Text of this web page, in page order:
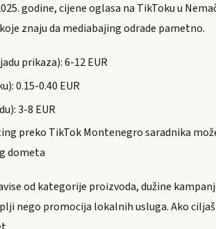
godine, cijene oglasa na TikToku u
znaju da mediabajing odrade pametno.
prikaza): 6-12 EUR
0.15-0.40 EUR
3-8 EUR
preko TikTok Montenegro saradnika
dometa
od kategorije proizvoda, dužine
nego promocija lokalnih usluga. Ako